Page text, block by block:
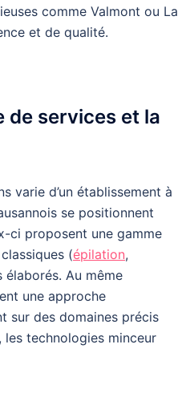
comme Valmont ou La
et de qualité.
de services et la
varie d’un établissement à
se positionnent
ci proposent une gamme
(épilation,
élaborés. Au même
une approche
sur des domaines précis
technologies minceur